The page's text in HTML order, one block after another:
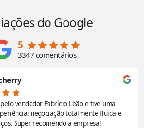
do Google
5
3347 comentários
vendedor Fabrício Leão e tive uma
negociação totalmente fluida e
Super recomendo a empresa!